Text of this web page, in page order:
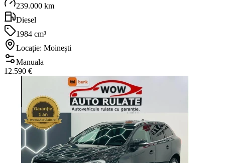
239.000 km
Diesel
1984 cm³
Locație: Moinești
Manuala
12.590 €